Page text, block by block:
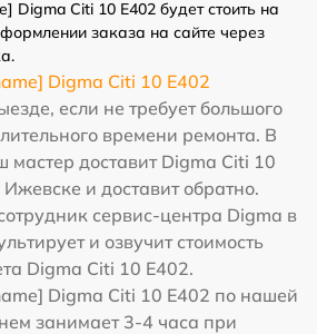
Digma Citi 10 E402 будет стоить на
заказа на сайте через
Digma Citi 10 E402
если не требует большого
времени ремонта. В
мастер доставит Digma Citi 10
и доставит обратно.
сервис-центра Digma в
и озвучит стоимость
Digma Citi 10 E402.
Digma Citi 10 E402 по нашей
занимает 3-4 часа при